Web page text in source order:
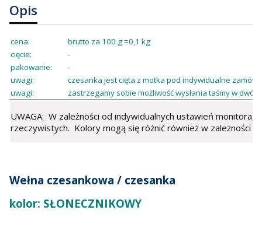
Opis
cena:
brutto za 100 g =0,1 kg
cięcie:
-
pakowanie:
-
uwagi:
czesanka jest cięta z motka pod indywidualne
uwagi:
zastrzegamy sobie możliwość wysłania taśmy w
UWAGA: W zależności od indywidualnych ustawień
rzeczywistych. Kolory mogą się różnić również w zależności
Wełna czesankowa / czesanka
kolor: SŁONECZNIKOWY